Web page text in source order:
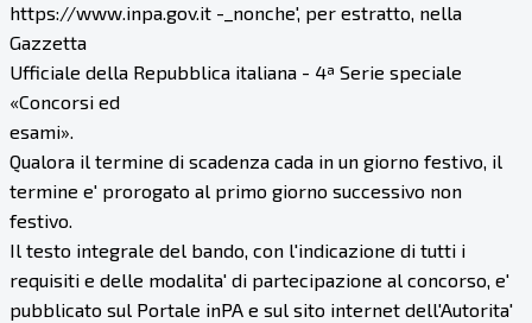
https://www.inpa.gov.it -_nonche', per estratto, nella
Gazzetta
Ufficiale della Repubblica italiana - 4ª Serie speciale
«Concorsi ed
esami».
Qualora il termine di scadenza cada in un giorno festivo, il
termine e' prorogato al primo giorno successivo non
festivo.
Il testo integrale del bando, con l'indicazione di tutti i
requisiti e delle modalita' di partecipazione al concorso, e'
pubblicato sul Portale inPA e sul sito internet dell'Autorita'